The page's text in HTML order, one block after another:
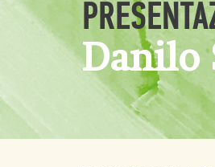
Danilo